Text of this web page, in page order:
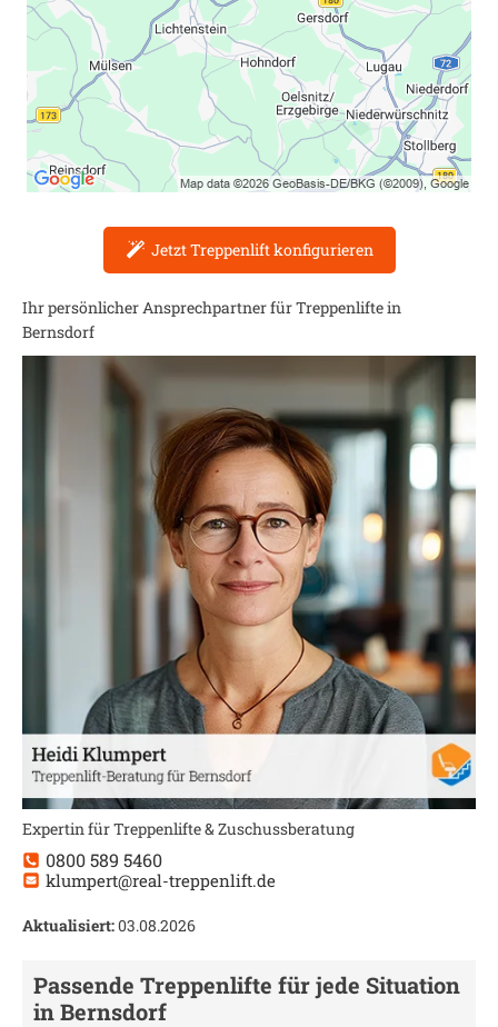
Jetzt Treppenlift konfigurieren
Ihr persönlicher Ansprechpartner für Treppenlifte in
Bernsdorf
Expertin für Treppenlifte & Zuschussberatung
0800 589 5460
klumpert@real-treppenlift.de
Aktualisiert:03.08.2026
Passende Treppenlifte für jede Situation
inBernsdorf